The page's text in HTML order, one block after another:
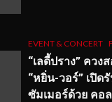
EVENT & CONCERT
“เลดี้ปราง” คว
“หยิ่น-วอร์” เปิด
ซัมเมอร์ด้วย คอ